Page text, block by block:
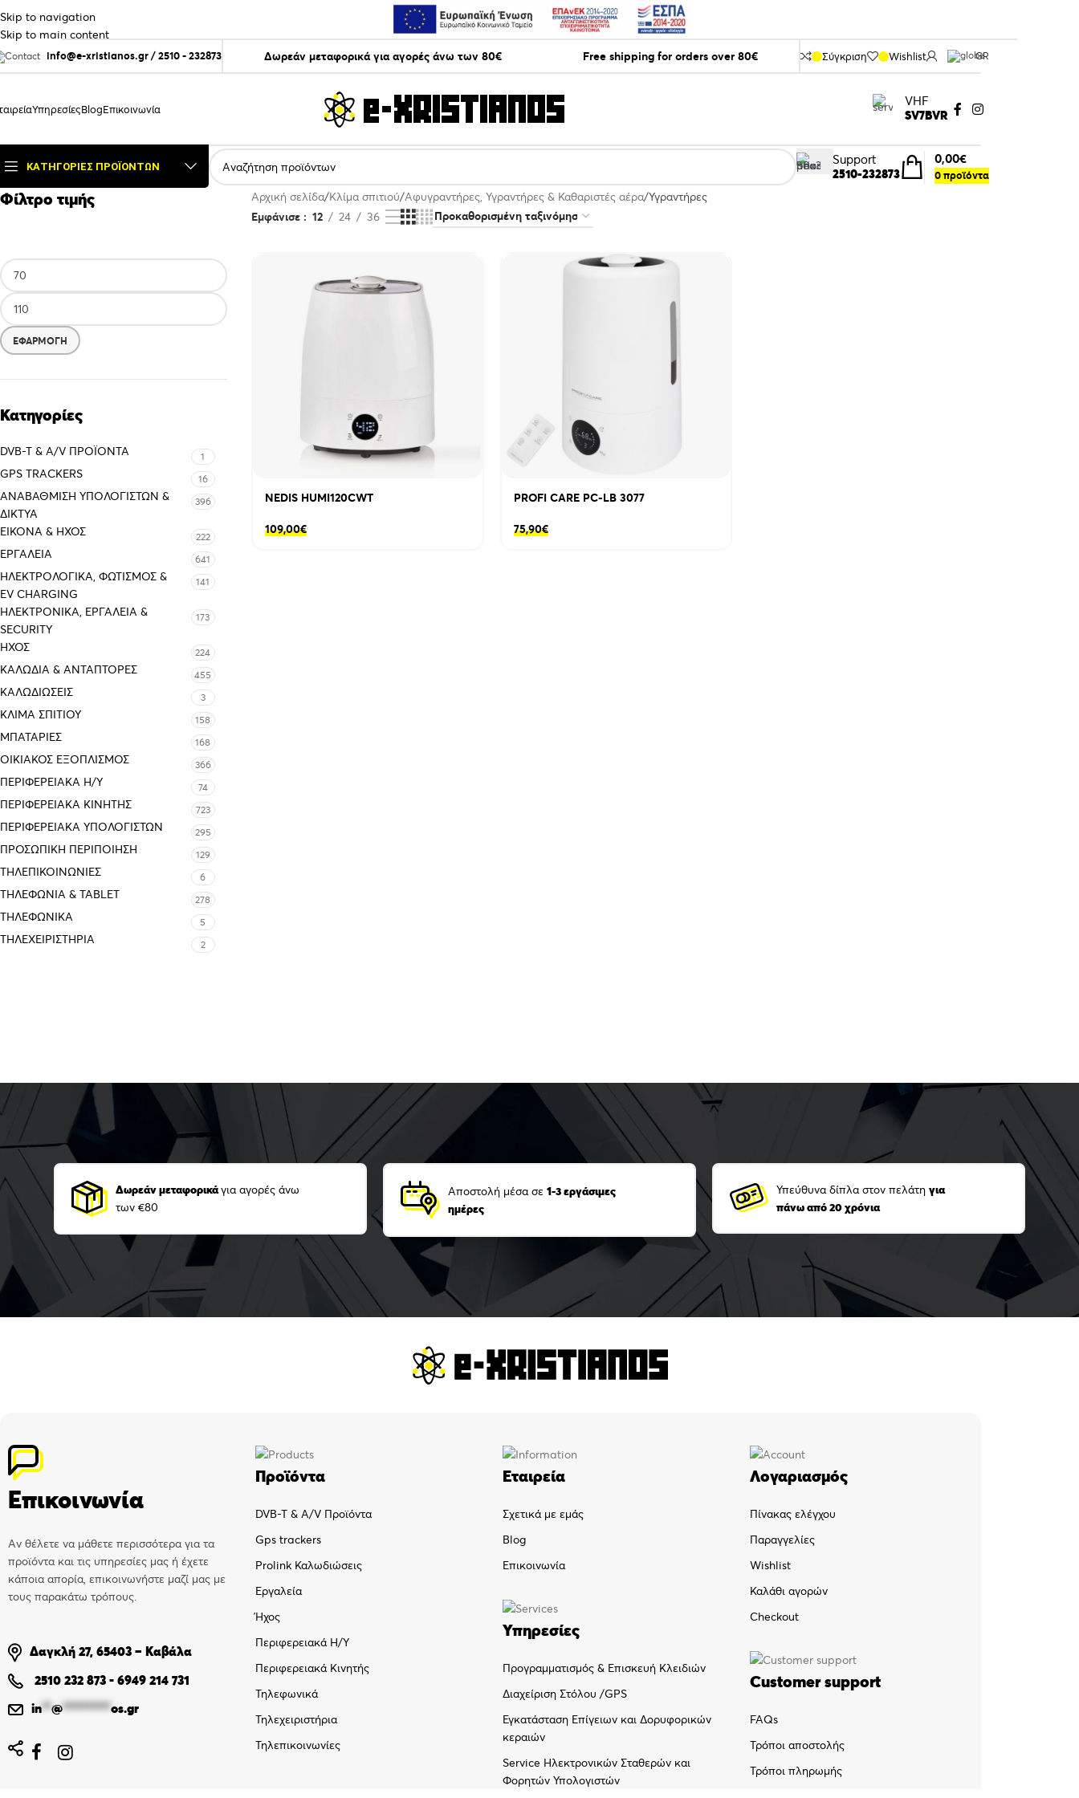
Skip to navigation
Skip to main content
info@e-xristianos.gr/2510 - 232873 Δωρεάν μεταφορικά για αγορές άνω των 80€ Free shipping for orders over 80€ Σύγκριση Wishlist GR
ΥπηρεσίεςBlogΕπικοινωνία
VHF
SV7BVR
ΚΑΤΗΓΟΡΊΕΣ ΠΡΟΪΌΝΤΩΝ
Support
2510-232873
0προϊόντα
0,00€
Φίλτρο τιμής
ΕΦΑΡΜΟΓΉ
Κατηγορίες
DVB-T & A/V ΠΡΟΪΌΝΤΑ 1
GPS TRACKERS 16
ΑΝΑΒΆΘΜΙΣΗ ΥΠΟΛΟΓΙΣΤΏΝ &
ΔΊΚΤΥΑ
396
ΕΙΚΌΝΑ & ΗΧΟΣ 222
ΕΡΓΑΛΕΊΑ 641
ΗΛΕΚΤΡΟΛΟΓΙΚΆ, ΦΩΤΙΣΜΌΣ &
EV CHARGING
141
ΗΛΕΚΤΡΟΝΙΚΆ, ΕΡΓΑΛΕΊΑ &
SECURITY
173
ΉΧΟΣ 224
ΚΑΛΏΔΙΑ & ΑΝΤΆΠΤΟΡΕΣ 455
ΚΑΛΩΔΙΏΣΕΙΣ 3
ΚΛΊΜΑ ΣΠΙΤΙΟΎ 158
ΜΠΑΤΑΡΊΕΣ 168
ΟΙΚΙΑΚΌΣ ΕΞΟΠΛΙΣΜΌΣ 366
ΠΕΡΙΦΕΡΕΙΑΚΑ Η/Υ 74
ΠΕΡΙΦΕΡΕΙΑΚΑ ΚΙΝΗΤΗΣ 723
ΠΕΡΙΦΕΡΕΙΑΚΆ ΥΠΟΛΟΓΙΣΤΏΝ 295
ΠΡΟΣΩΠΙΚΉ ΠΕΡΙΠΟΊΗΣΗ 129
ΤΗΛΕΠΙΚΟΙΝΩΝΊΕΣ 6
ΤΗΛΕΦΩΝΊΑ & TABLET 278
ΤΗΛΕΦΩΝΙΚΑ 5
ΤΗΛΕΧΕΙΡΙΣΤΉΡΙΑ 2
Αρχική σελίδα Κλίμα σπιτιού Αφυγραντήρες, Υγραντήρες & Καθαριστές αέρα Υγραντήρες
Εμφάνισε
12 24 36
NEDIS HUMI120CWT
109,00€
PROFI CARE PC-LB 3077
75,90€
Δωρεάν μεταφορικάγια αγορές άνω
των €80
Αποστολή μέσα σε 1-3 εργάσιμες
ημέρες
Υπεύθυνα δίπλα στον πελάτη για
πάνω από 20 χρόνια
Επικοινωνία
Αν θέλετε να μάθετε περισσότερα για τα
προϊόντα και τις υπηρεσίες μας ή έχετε
κάποια απορία, επικοινωνήστε μαζί μας με
τους παρακάτω τρόπους.
Δαγκλή 27, 65403 – Καβάλα
2510 232 873 - 6949 214 731
in**@**********os.gr
 
Προϊόντα
DVB-T & A/V Προϊόντα
Gps trackers
Prolink Καλωδιώσεις
Εργαλεία
Ήχος
Περιφερειακά Η/Υ
Περιφερειακά Κινητής
Τηλεφωνικά
Τηλεχειριστήρια
Τηλεπικοινωνίες
Εταιρεία
Σχετικά με εμάς
Blog
Επικοινωνία
Υπηρεσίες
Προγραμματισμός & Επισκευή Κλειδιών
Διαχείριση Στόλου /GPS
Εγκατάσταση Επίγειων και Δορυφορικών
κεραιών
Service Ηλεκτρονικών Σταθερών και
Φορητών Υπολογιστών
Λογαριασμός
Πίνακας ελέγχου
Παραγγελίες
Wishlist
Καλάθι αγορών
Checkout
Customer support
FAQs
Τρόποι αποστολής
Τρόποι πληρωμής